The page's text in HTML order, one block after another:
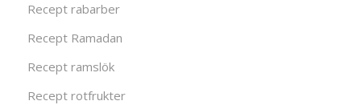
Recept rabarber
Recept Ramadan
Recept ramslök
Recept rotfrukter